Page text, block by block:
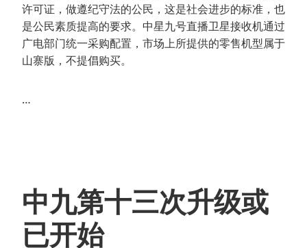
许可证，做遵纪守法的公民，这是社会进步的标准，也
是公民素质提高的要求。中星九号直播卫星接收机通过
广电部门统一采购配置，市场上所提供的零售机型属于
山寨版，不提倡购买。
…
中九第十三次升级或
已开始